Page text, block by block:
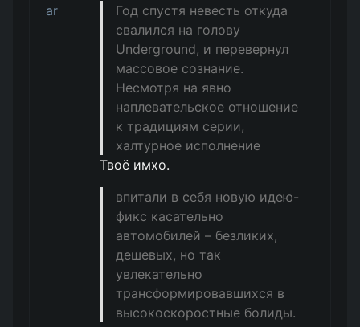
Год спустя невесть откуда
свалился на голову
Underground, и перевернул
массовое сознание.
Несмотря на явно
наплевательское отношение
к традициям серии,
халтурное исполнение
Твоё имхо.
впитали в себя новую идею-
фикс касательно
автомобилей – безликих,
дешевых, но так
увлекательно
трансформировавшихся в
высокоскоростные болиды.